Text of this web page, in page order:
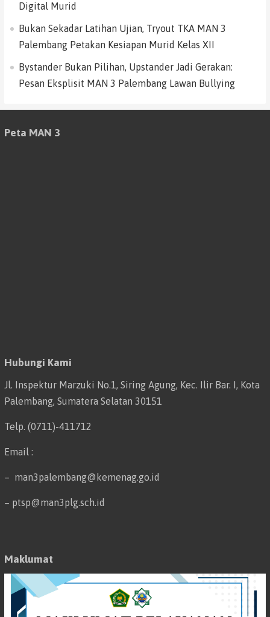
Digital Murid
Bukan Sekadar Latihan Ujian, Tryout TKA MAN 3
Palembang Petakan Kesiapan Murid Kelas XII
Bystander Bukan Pilihan, Upstander Jadi Gerakan:
Pesan Eksplisit MAN 3 Palembang Lawan Bullying
Peta MAN 3
Hubungi Kami
Jl. Inspektur Marzuki No.1, Siring Agung, Kec. Ilir Bar. I, Kota
Palembang, Sumatera Selatan 30151
Telp. (0711)-411712
Email :
– man3palembang@kemenag.go.id
– ptsp@man3plg.sch.id
Maklumat